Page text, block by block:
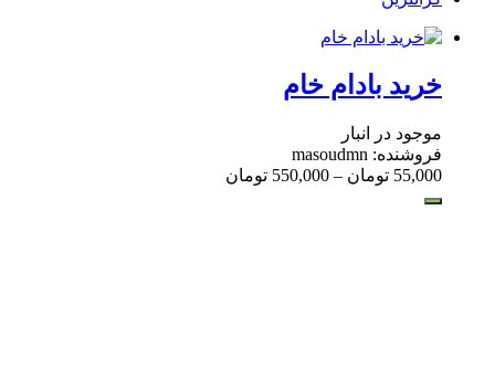
خرید بادام خام
موجود در انبار
فروشنده: masoudmn
55,000 تومان –
550,000 تومان